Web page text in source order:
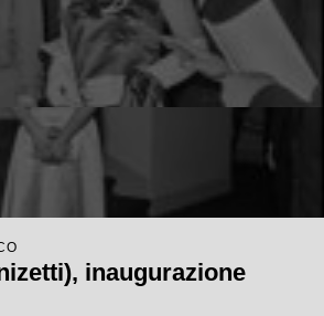
inaugurazione